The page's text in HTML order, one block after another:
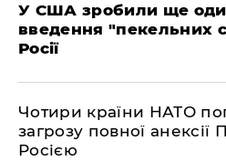
​У США зробили ще
введення "пекельних
Росії
​Чотири країни НАТО
загрозу повної анексії
Росією